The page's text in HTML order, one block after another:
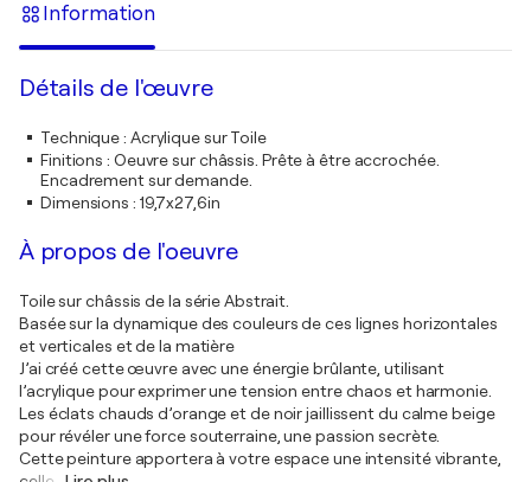
Information
Détails de l'œuvre
Technique: Acrylique sur Toile
Finitions : Oeuvre sur châssis. Prête à être accrochée.
Encadrement sur demande.
Dimensions : 19,7x27,6in
À propos de l'oeuvre
Toile sur châssis de la série Abstrait.
Basée sur la dynamique des couleurs de ces lignes horizontales
et verticales et de la matière
J’ai créé cette œuvre avec une énergie brûlante, utilisant
l’acrylique pour exprimer une tension entre chaos et harmonie.
Les éclats chauds d’orange et de noir jaillissent du calme beige
pour révéler une force souterraine, une passion secrète.
Cette peinture apportera à votre espace une intensité vibrante,